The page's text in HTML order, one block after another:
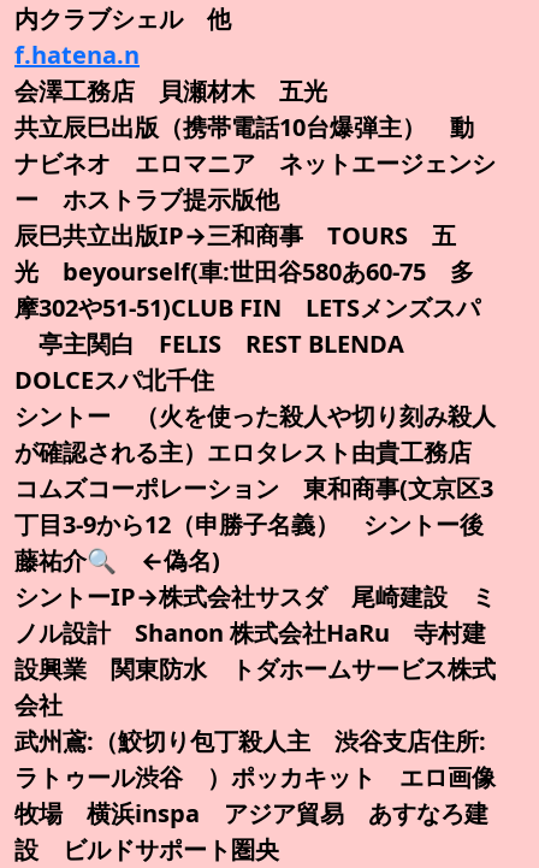
内クラブシェル 他
f.hatena.n
会澤工務店 貝瀬材木 五光
共立辰巳出版（携帯電話10台爆弾主） 動
ナビネオ エロマニア ネットエージェンシ
ー ホストラブ提示版他
辰巳共立出版IP→三和商事 TOURS 五
光 beyourself(車:世田谷580あ60-75 多
摩302や51-51)CLUB FIN LETSメンズスパ
亭主関白 FELIS REST BLENDA
DOLCEスパ北千住
シントー （火を使った殺人や切り刻み殺人
が確認される主）エロタレスト由貴工務店
コムズコーポレーション 東和商事(文京区3
丁目3-9から12（申勝子名義） シントー後
藤祐介🔍️ ←偽名)
シントーIP→株式会社サスダ 尾崎建設 ミ
ノル設計 Shanon 株式会社HaRu 寺村建
設興業 関東防水 トダホームサービス株式
会社
武州鳶:（鮫切り包丁殺人主 渋谷支店住所:
ラトゥール渋谷 ）ポッカキット エロ画像
牧場 横浜inspa アジア貿易 あすなろ建
設 ビルドサポート圏央